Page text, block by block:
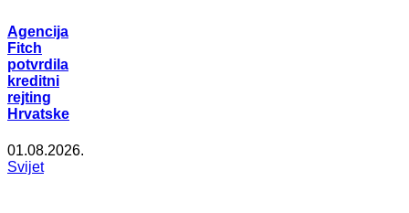
Agencija
Fitch
potvrdila
kreditni
rejting
Hrvatske
01.08.2026.
Svijet